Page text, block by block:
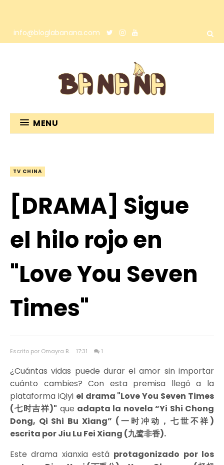
info@bloglabanana.com
MENU
TV CHINA
[DRAMA] Sigue
el hilo rojo en
"Love You Seven
Times"
Escrito por Omayra B. 17:31 1
¿Cuántas vidas puede durar el amor sin importar
cuánto cambies? Con esta premisa llegó a la
plataforma iQiyi el drama "Love You Seven Times
(七时吉祥)" que adapta la novela “Yi Shi Chong
Dong, Qi Shi Bu Xiang” (一时冲动，七世不祥)
escrita por Jiu Lu Fei Xiang (九鹭非香).
Este drama xianxia está protagonizado por los